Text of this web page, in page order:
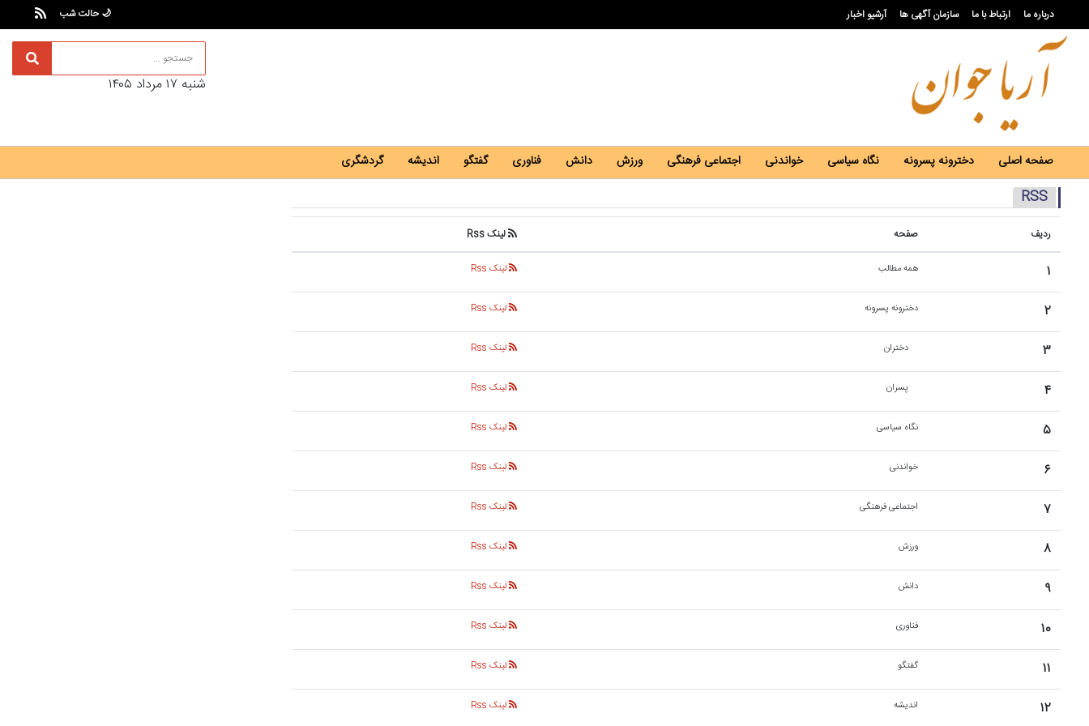
درباره ما ارتباط با ما سازمان آگهی ها آرشیو اخبار 🌙 حالت شب
شنبه ۱۷ مرداد ۱۴۰۵
صفحه اصلی دخترونه پسرونه نگاه سیاسی خواندنی اجتماعی فرهنگی ورزش دانش فناوری گفتگو اندیشه گردشگری
RSS
ردیف صفحه لینک Rss
۱ همه مطالب لینک Rss
۲ دخترونه پسرونه لینک Rss
۳ دختران لینک Rss
۴ پسران لینک Rss
۵ نگاه سیاسی لینک Rss
۶ خواندنی لینک Rss
۷ اجتماعی فرهنگی لینک Rss
۸ ورزش لینک Rss
۹ دانش لینک Rss
۱۰ فناوری لینک Rss
۱۱ گفتگو لینک Rss
۱۲ اندیشه لینک Rss